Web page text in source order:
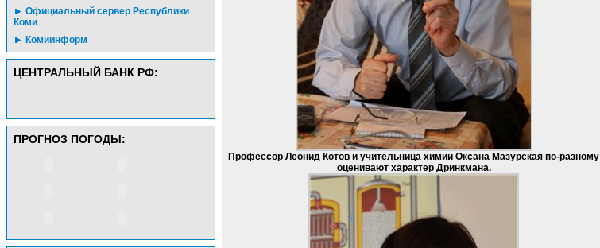
Официальный сервер Республики
Коми
Комиинформ
ЦЕНТРАЛЬНЫЙ БАНК РФ:
ПРОГНОЗ ПОГОДЫ:
Профессор Леонид Котов и учительница химии Оксана Мазурская по-разному
оценивают характер Дринкмана.